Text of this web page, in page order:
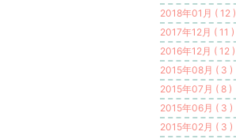
2018年01月 ( 12 )
2017年12月 ( 11 )
2016年12月 ( 12 )
2015年08月 ( 3 )
2015年07月 ( 8 )
2015年06月 ( 3 )
2015年02月 ( 3 )